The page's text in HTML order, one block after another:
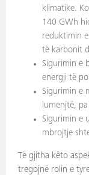
klimatike.
140 GWh
reduktimin
të karbonit
Sigurimin e
energji të
Sigurimin e
lumenjtë,
Sigurimin e
mbrojtje
Të gjitha këto
tregojnë rolin e